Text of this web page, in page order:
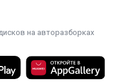
разныхна авторазборках